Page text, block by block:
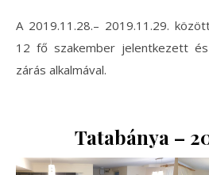
A 2019.11.28.– 2019.11.29.
12 fő szakember jelentkezett
zárás alkalmával.
Tatabánya –